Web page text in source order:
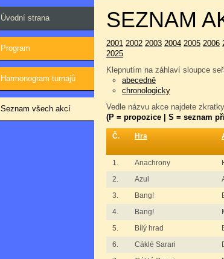
Úvodní strana
Program
Harmonogram turnajů
Seznam všech akcí
SEZNAM
2001 2002 2003 2004 2005 2006
2025
Klepnutím na záhlaví sloupce
abecedně
chronologicky
Vedle názvu akce najdete
(P = propozice | S = seznam
Č. Hra
1.
Anachrony
2.
Azul
3.
Bang!
4.
Bang!
5.
Bílý hrad
6.
Cáklé Sarari